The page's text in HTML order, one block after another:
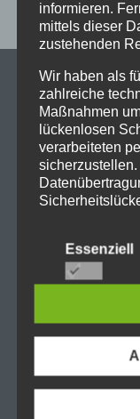
1.
Werner
2.
informieren.
mittels dieser
zustehenden
Wir haben als
zahlreiche
Maßnahmen
lückenlosen
verarbeiteten
frei,
alternativen
uns zu
Richtlinien-
verwendet
Essenziell